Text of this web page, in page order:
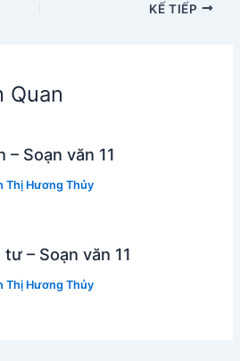
KẾ TIẾP
Quan
– Soạn văn 11
Thị Hương Thủy
– Soạn văn 11
Thị Hương Thủy